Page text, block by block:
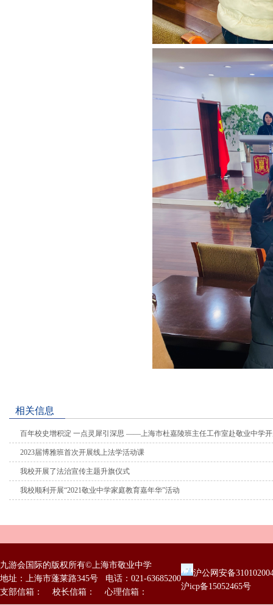
相关信息
百年校史增积淀 一点灵犀引深思 ——上海市杜嘉陵班主任工作室赴敬业中学
2023届博雅班首次开展线上法学活动课
我校开展了法治宣传主题升旗仪式
我校顺利开展“2021敬业中学家庭教育嘉年华”活动
九游会国际的版权所有©上海市敬业中学
地址：上海市蓬莱路345号 电话：021-63685200
支部信箱： 校长信箱： 心理信箱：
沪公网安备
沪icp备15052465号